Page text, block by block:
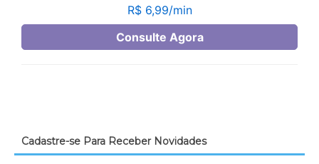
Cadastre-se Para Receber Novidades